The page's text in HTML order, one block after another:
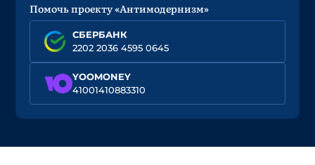
Помочь проекту «Антимодернизм»
СБЕРБАНК
2202 2036 4595 0645
YOOMONEY
41001410883310